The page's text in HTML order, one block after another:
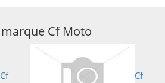
Cf Moto
Cf Cf